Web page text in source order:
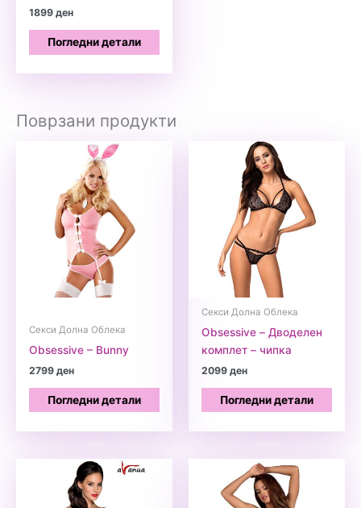
1899ден
Погледни детали
Поврзани продукти
Секси Долна Облека
Obsessive – Bunny
2799ден
Погледни детали
Секси Долна Облека
Obsessive – Дводелен
комплет – чипка
2099ден
Погледни детали